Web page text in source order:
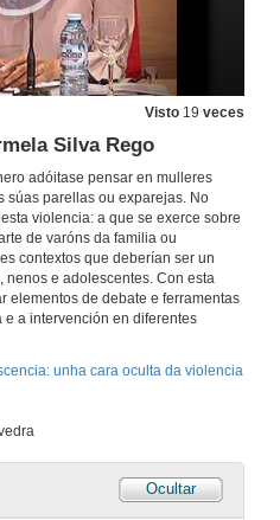
Visto 19 veces
Silva Rego
adóitase pensar en mulleres
súas parellas ou exparejas. No
violencia: a que se exerce sobre
de varóns da familia ou
contextos que deberían ser un
e adolescentes. Con esta
elementos de debate e ferramentas
a intervención en diferentes
unha cara oculta da violencia
Ocultar
de 2018
Intervención de D. Manuel Morquecho Barral